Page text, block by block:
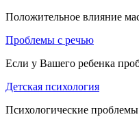
Положительное влияние
Проблемы с речью
Если у Вашего ребенка
Детская психология
Психологические проблемы